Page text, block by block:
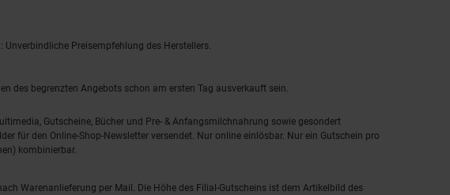
Preisempfehlung des Herstellers.
des begrenzten Angebots schon am ersten Tag ausverkauft sein.
Gutscheine, Bücher und Pre- & Anfangsmilchnahrung sowie gesondert
für den Online-Shop-Newsletter versendet. Nur online einlösbar. Nur ein Gutschein pro
kombinierbar.
Warenanlieferung per Mail. Die Höhe des Filial-Gutscheins ist dem Artikelbild des